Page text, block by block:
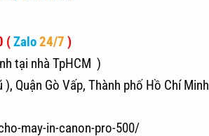
(Zalo24/7 )
tại nhà TpHCM )
Quận Gò Vấp, Thành phố Hồ Chí Minh
may-in-canon-pro-500/